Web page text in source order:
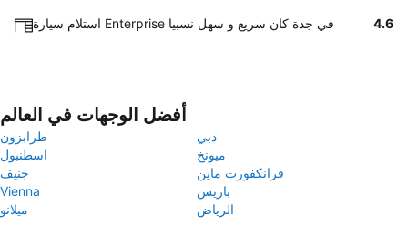
استلام سيارة Enterprise في جدة كان سريع و سهل نسبيا 4.6
أفضل الوجهات في العالم
طرابزون
دبي
اسطنبول
ميونخ
جنيف
فرانكفورت ماين
Vienna
باريس
ميلانو
الرياض